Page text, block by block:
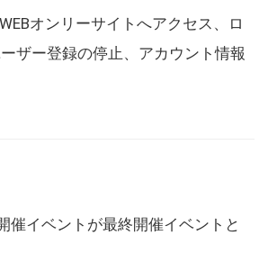
オンリーサイトへアクセス、ロ
ザー登録の停止、アカウント情報
催イベントが最終開催イベントと